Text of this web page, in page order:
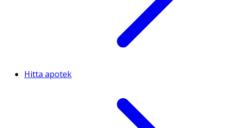
Hitta apotek